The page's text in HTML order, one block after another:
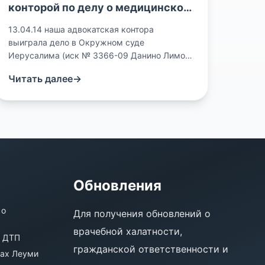
конторой по делу о медицинской
халатности при операции по
удалению раковой опухоли
щитовидной железы
13.04.14 наша адвокатская контора
выиграла дело в Окружном суде
Иерусалима (иск № 3366-09 Данино Лимор
Дело было успешно проведено адвокатом
Читать далее→
ДТП
Леуми
Обновления
Для получения обновлений о
врачебной халатности,
гражданской ответственности и